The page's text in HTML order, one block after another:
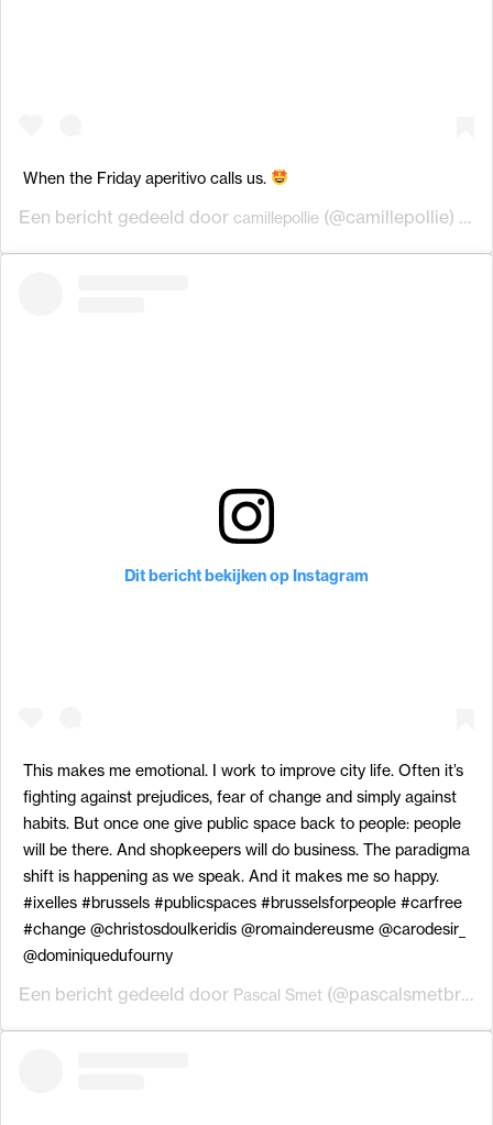
When the Friday aperitivo calls us.
Een bericht gedeeld door camillepollie (@camillepollie) op
Dit bericht bekijken op Instagram
This makes me emotional. I work to improve city life. Often it’s
fighting against prejudices, fear of change and simply against
habits. But once one give public space back to people: people
will be there. And shopkeepers will do business. The paradigma
shift is happening as we speak. And it makes me so happy.
#ixelles #brussels #publicspaces #brusselsforpeople #carfree
#change @christosdoulkeridis @romaindereusme @carodesir_
@dominiquedufourny
Een bericht gedeeld door Pascal Smet (@pascalsmetbrussels) op